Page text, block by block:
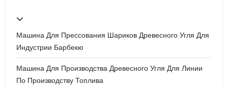
Машина Для Прессования Шариков Древесного Угля Для
Индустрии Барбекю
Машина Для Производства Древесного Угля Для Линии
По Производству Топлива